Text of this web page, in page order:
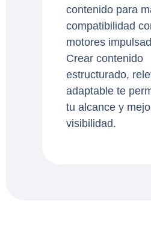
contenido para
compatibilidad
motores
Crear contenido
estructurado,
adaptable te
tu alcance y
visibilidad.